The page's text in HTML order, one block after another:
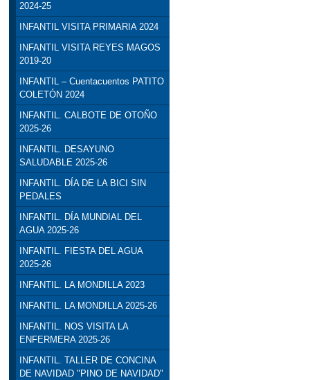
2024-25
INFANTIL VISITA PRIMARIA 2024
INFANTIL VISITA REYES MAGOS
2019-20
INFANTIL – Cuentacuentos PATITO
COLETÓN 2024
INFANTIL. CALBOTE DE OTOÑO
2025-26
INFANTIL. DESAYUNO
SALUDABLE 2025-26
INFANTIL. DÍA DE LA BICI SIN
PEDALES
INFANTIL. DÍA MUNDIAL DEL
AGUA 2025-26
INFANTIL. FIESTA DEL AGUA
2025-26
INFANTIL. LA MONDILLA 2023
INFANTIL. LA MONDILLA 2025-26
INFANTIL. NOS VISITA LA
ENFERMERA 2025-26
INFANTIL. TALLER DE CONCINA
DE NAVIDAD "PINO DE NAVIDAD"